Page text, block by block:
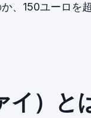
、150ユーロを
イ）と